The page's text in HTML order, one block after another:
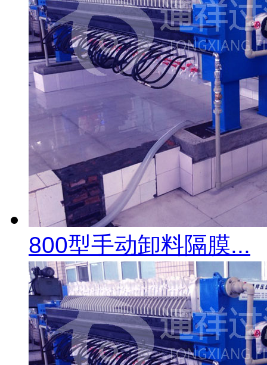
800型手动卸料隔膜...